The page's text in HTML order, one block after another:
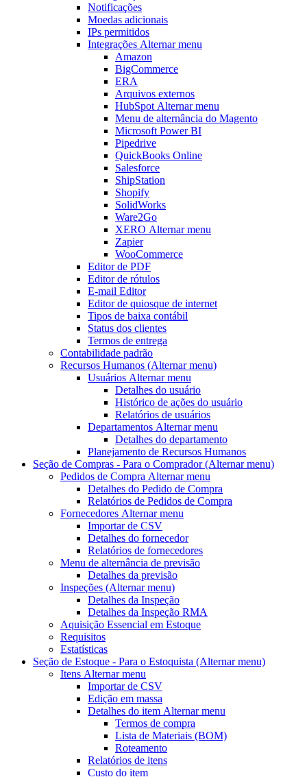
Notificações
Moedas adicionais
IPs permitidos
Integrações Alternar menu
Amazon
BigCommerce
ERA
Arquivos externos
HubSpot Alternar menu
Menu de alternância do Magento
Microsoft Power BI
Pipedrive
QuickBooks Online
Salesforce
ShipStation
Shopify
SolidWorks
Ware2Go
XERO Alternar menu
Zapier
WooCommerce
Editor de PDF
Editor de rótulos
E-mail Editor
Editor de quiosque de internet
Tipos de baixa contábil
Status dos clientes
Termos de entrega
Contabilidade padrão
Recursos Humanos (Alternar menu)
Usuários Alternar menu
Detalhes do usuário
Histórico de ações do usuário
Relatórios de usuários
Departamentos Alternar menu
Detalhes do departamento
Planejamento de Recursos Humanos
Seção de Compras - Para o Comprador(Alternar menu)
Pedidos de Compra Alternar menu
Detalhes do Pedido de Compra
Relatórios de Pedidos de Compra
Fornecedores Alternar menu
Importar de CSV
Detalhes do fornecedor
Relatórios de fornecedores
Menu de alternância de previsão
Detalhes da previsão
Inspeções (Alternar menu)
Detalhes da Inspeção
Detalhes da Inspeção RMA
Aquisição Essencial em Estoque
Requisitos
Estatísticas
Seção de Estoque - Para o Estoquista (Alternar menu)
Itens Alternar menu
Importar de CSV
Edição em massa
Detalhes do item Alternar menu
Termos de compra
Lista de Materiais (BOM)
Roteamento
Relatórios de itens
Custo do item